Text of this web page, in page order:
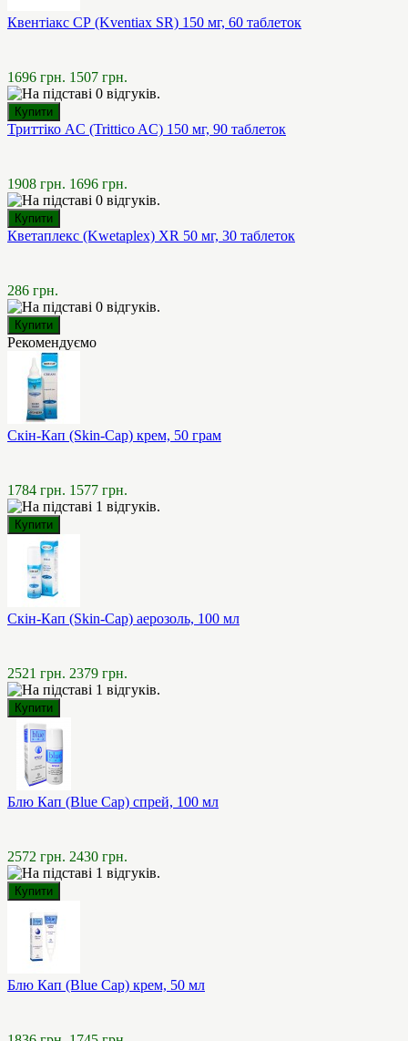
Квентіакс СР (Kventiax SR) 150 мг, 60 таблеток
1696 грн. 1507 грн.
Триттіко AC (Trittico AC) 150 мг, 90 таблеток
1908 грн. 1696 грн.
Кветаплекс (Kwetaplex) XR 50 мг, 30 таблеток
286 грн.
Рекомендуємо
Скін-Кап (Skin-Cap) крем, 50 грам
1784 грн. 1577 грн.
Скін-Кап (Skin-Cap) аерозоль, 100 мл
2521 грн. 2379 грн.
Блю Кап (Blue Cap) спрей, 100 мл
2572 грн. 2430 грн.
Блю Кап (Blue Cap) крем, 50 мл